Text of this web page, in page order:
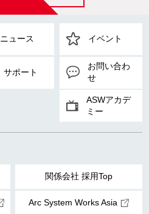
ニュース イベント
サポート
お問い合わ
せ
ASWアカデ
ミー
関係会社 採用Top
Arc System Works Asia